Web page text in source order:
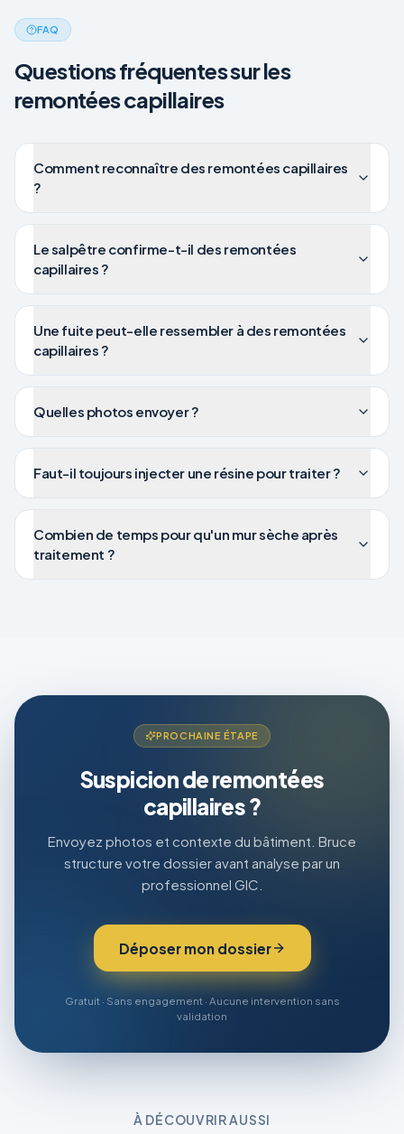
FAQ
Questions fréquentes sur les
remontées capillaires
Comment reconnaître des remontées capillaires
?
Le salpêtre confirme-t-il des remontées
capillaires ?
Une fuite peut-elle ressembler à des remontées
capillaires ?
Quelles photos envoyer ?
Faut-il toujours injecter une résine pour traiter ?
Combien de temps pour qu'un mur sèche après
traitement ?
PROCHAINE ÉTAPE
Suspicion de remontées
capillaires ?
Envoyez photos et contexte du bâtiment. Bruce
structure votre dossier avant analyse par un
professionnel GIC.
Déposer mon dossier
Gratuit · Sans engagement · Aucune intervention sans
validation
À DÉCOUVRIR AUSSI